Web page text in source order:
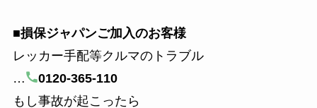
■損保ジャパンご加入のお客様
レッカー手配等クルマのトラブル
…
0120-365-110
もし事故が起こったら